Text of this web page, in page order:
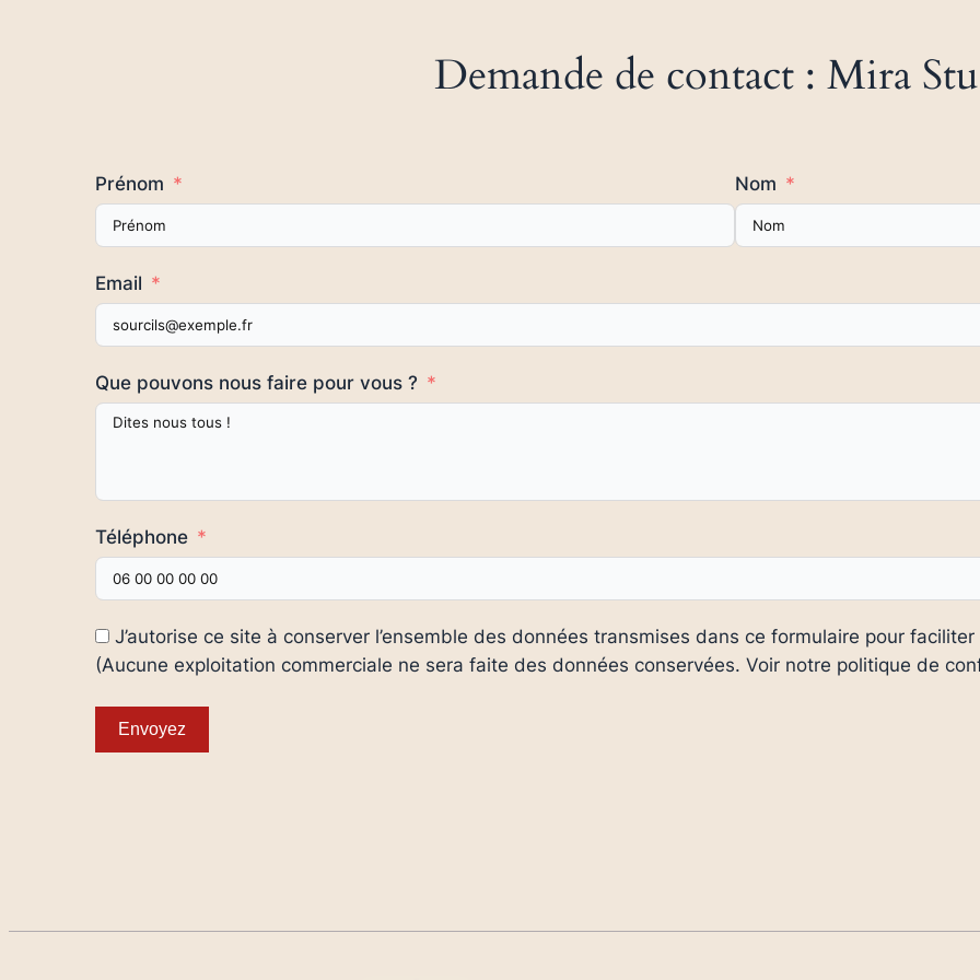
Demande de contact : Mira
Prénom Nom
Email
Que pouvons nous faire pour vous ?
Téléphone
J’autorise ce site à conserver l’ensemble des données transmises dans ce formulaire pour
(Aucune exploitation commerciale ne sera faite des données conservées. Voir notre politique de
Envoyez